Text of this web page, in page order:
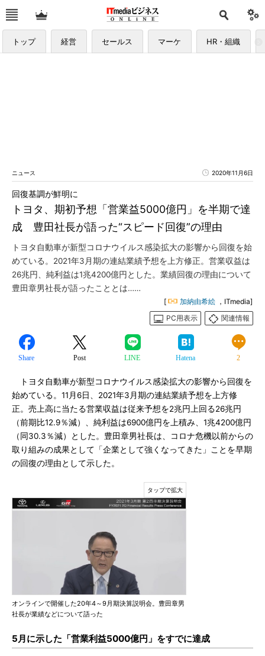
トップ 経営 セールス マーケ HR・組織
ニュース 2020年11月6日
トヨタ、期初予想「営業益5000億円」を半期で達
成 豊田社長が語った“スピード回復”の理由
回復基調が鮮明に
トヨタ自動車が新型コロナウイルス感染拡大の影響から回復を始
めている。2021年3月期の連結業績予想を上方修正。営業収益は
26兆円、純利益は1兆4200億円とした。業績回復の理由について
豊田章男社長が語ったこととは……
[ 加納由希絵 ，ITmedia]
PC用表示
関連情報
Share Post LINE Hatena 2
トヨタ自動車が新型コロナウイルス感染拡大の影響から回復を
始めている。11月6日、2021年3月期の連結業績予想を上方修
正。売上高に当たる営業収益は従来予想を2兆円上回る26兆円
（前期比12.9％減）、純利益は6900億円を上積み、1兆4200億円
（同30.3％減）とした。豊田章男社長は、コロナ危機以前からの
取り組みの成果として「企業として強くなってきた」ことを早期
の回復の理由として示した。
オンラインで開催した20年4～9月期決算説明会。豊田章男
社長が業績などについて語った
5月に示した「営業利益5000億円」をすでに達成